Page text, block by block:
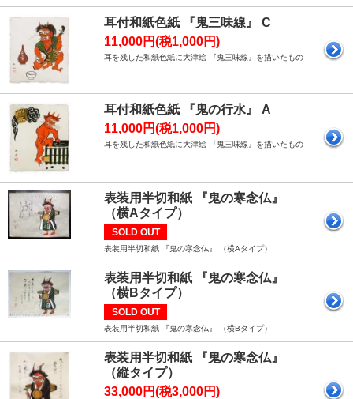
耳付和紙色紙 『鬼三味線』 C
11,000円(税1,000円)
耳を残した和紙色紙に大津絵 『鬼三味線』を描いたもの
耳付和紙色紙 『鬼の行水』 A
11,000円(税1,000円)
耳を残した和紙色紙に大津絵 『鬼三味線』を描いたもの
表装用半切和紙 『鬼の寒念仏』
（横Aタイプ）
SOLD OUT
表装用半切和紙 『鬼の寒念仏』 （横Aタイプ）
表装用半切和紙 『鬼の寒念仏』
（横Bタイプ）
SOLD OUT
表装用半切和紙 『鬼の寒念仏』 （横Bタイプ）
表装用半切和紙 『鬼の寒念仏』
（縦タイプ）
33,000円(税3,000円)